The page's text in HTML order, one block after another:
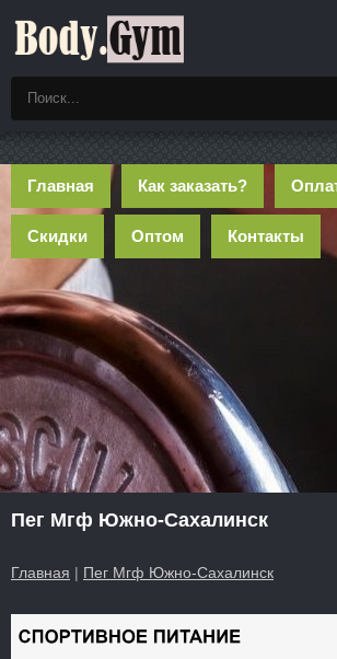
Главная Как заказать?
Скидки Оптом Контакты
Пег Мгф Южно-Сахалинск
Главная | Пег Мгф Южно-Сахалинск